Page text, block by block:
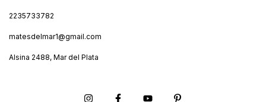
2235733782
matesdelmar1@gmail.com
Alsina 2488, Mar del Plata